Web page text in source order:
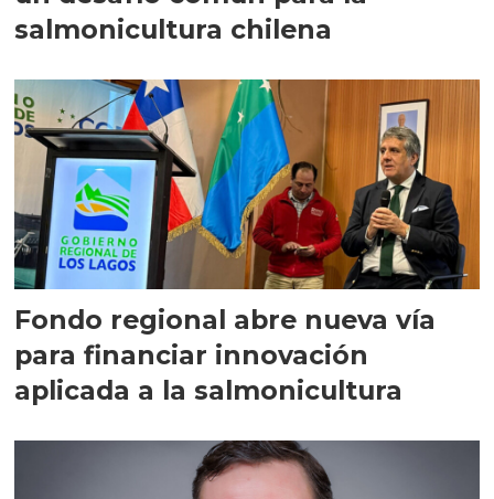
salmonicultura chilena
Fondo regional abre nueva vía
para financiar innovación
aplicada a la salmonicultura